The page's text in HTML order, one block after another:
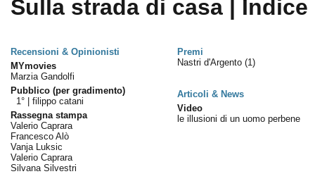
Sulla strada di casa | Indice
Recensioni & Opinionisti
Premi
MYmovies
Marzia Gandolfi
Pubblico (per gradimento)
1° | filippo catani
Rassegna stampa
Valerio Caprara
Francesco Alò
Vanja Luksic
Valerio Caprara
Silvana Silvestri
Nastri d'Argento (1)
Articoli & News
Video
le illusioni di un uomo perbene